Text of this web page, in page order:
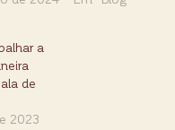
a
de
2023